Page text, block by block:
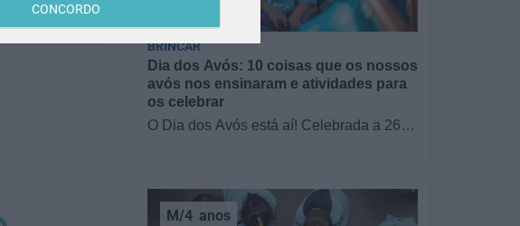
CONCORDO
Dia dos Avós: 10 coisas que os nossos
avós nos ensinaram e atividades para
os celebrar
O Dia dos Avós está aí! Celebrada a 26
BRINCAR
M/4 anos